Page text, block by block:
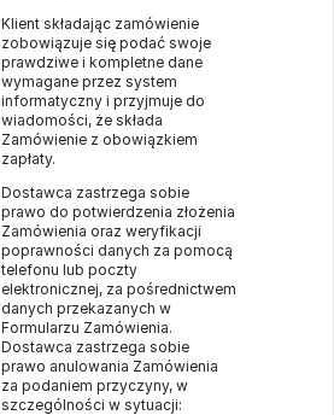
Klient składając zamówienie
zobowiązuje się podać swoje
prawdziwe i kompletne dane
wymagane przez system
informatyczny i przyjmuje do
wiadomości, że składa
Zamówienie z obowiązkiem
zapłaty.
Dostawca zastrzega sobie
prawo do potwierdzenia złożenia
Zamówienia oraz weryfikacji
poprawności danych za pomocą
telefonu lub poczty
elektronicznej, za pośrednictwem
danych przekazanych w
Formularzu Zamówienia.
Dostawca zastrzega sobie
prawo anulowania Zamówienia
za podaniem przyczyny, w
szczególności w sytuacji: